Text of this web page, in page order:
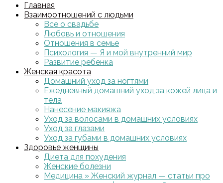
Главная
Взаимоотношений с людьми
Все о свадьбе
Любовь и отношения
Отношения в семье
Психология — Я и мой внутренний мир
Развитие ребенка
Женская красота
Домашний уход за ногтями
Ежедневный домашний уход за кожей лица и
тела
Нанесение макияжа
Уход за волосами в домашних условиях
Уход за глазами
Уход за губами в домашних условиях
Здоровье женщины
Диета для похудения
Женские болезни
Медицина » Женский журнал — статьи про